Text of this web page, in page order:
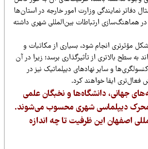
نمایندگی وزارت امور خارجه در استان‌ها
ارتباطات بین‌المللی شهری داشته
انجام شود، بسیاری از مکاتبات و
بالاتری از تأثیرگذاری برسد؛ زیرا در آن
و سایر نهادهای دیپلماتیک نیز در
ایفا خواهند کرد.
دانشگاه‌ها و نخبگان علمی
دیپلماسی شهری محسوب می‌شوند.
اصفهان این ظرفیت تا چه اندازه